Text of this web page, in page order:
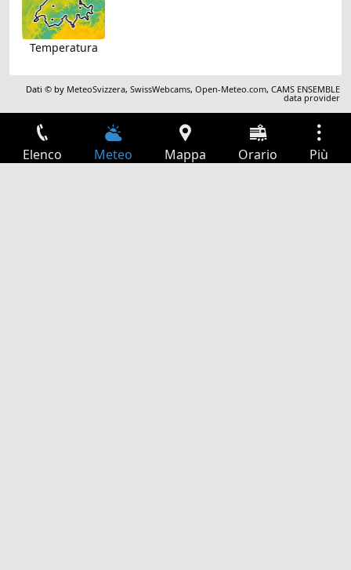
Temperatura
Dati © by MeteoSvizzera,SwissWebcams,Open-Meteo.com,CAMS ENSEMBLE
data provider
Elenco Meteo Mappa Orario Più